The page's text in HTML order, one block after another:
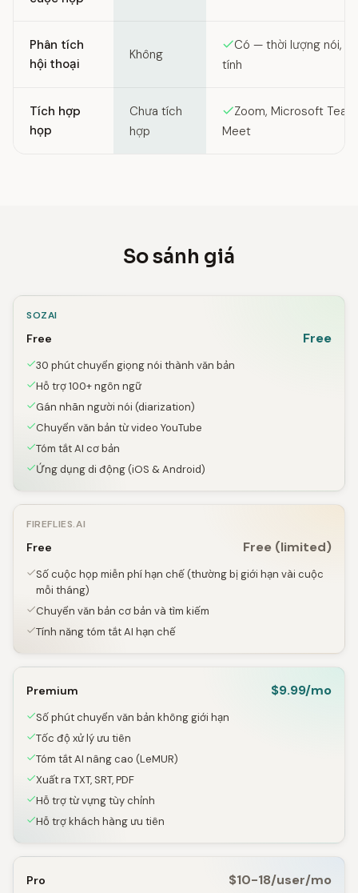
Phân tích
hội thoại
Không
Có — thời lượng nói,
tính
Tích hợp
họp
Chưa tích
hợp
Zoom, Microsoft
Meet
So sánh giá
SOZAI
Free Free
30 phút chuyển giọng nói thành văn bản
Hỗ trợ 100+ ngôn ngữ
Gán nhãn người nói (diarization)
Chuyển văn bản từ video YouTube
Tóm tắt AI cơ bản
Ứng dụng di động (iOS & Android)
FIREFLIES.AI
Free Free (limited)
Số cuộc họp miễn phí hạn chế (thường bị giới hạn vài cuộc
mỗi tháng)
Chuyển văn bản cơ bản và tìm kiếm
Tính năng tóm tắt AI hạn chế
Premium $9.99/mo
Số phút chuyển văn bản không giới hạn
Tốc độ xử lý ưu tiên
Tóm tắt AI nâng cao (LeMUR)
Xuất ra TXT, SRT, PDF
Hỗ trợ từ vựng tùy chỉnh
Hỗ trợ khách hàng ưu tiên
Pro $10-18/user/mo